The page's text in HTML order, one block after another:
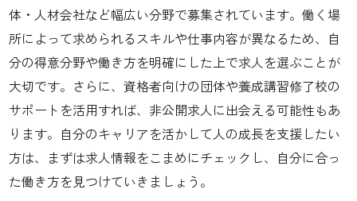
体・人材会社など幅広い分野で募集されています。働く場
所によって求められるスキルや仕事内容が異なるため、自
分の得意分野や働き方を明確にした上で求人を選ぶことが
大切です。さらに、資格者向けの団体や養成講習修了校の
サポートを活用すれば、非公開求人に出会える可能性もあ
ります。自分のキャリアを活かして人の成長を支援したい
方は、まずは求人情報をこまめにチェックし、自分に合っ
た働き方を見つけていきましょう。